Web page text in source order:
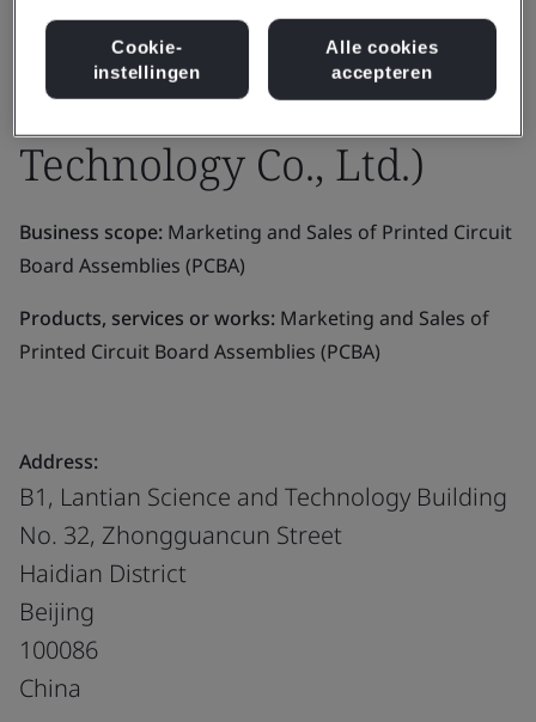
Co., Ltd. (Beijing Kunbo
Fangyuan Electronic
Technology Co., Ltd.)
Business scope: Marketing and Sales of Printed Circuit
Board Assemblies (PCBA)
Products, services or works: Marketing and Sales of
Printed Circuit Board Assemblies (PCBA)
Address:
B1, Lantian Science and Technology Building
No. 32, Zhongguancun Street
Haidian District
Beijing
100086
China
Cookie-
instellingen
Alle cookies
accepteren